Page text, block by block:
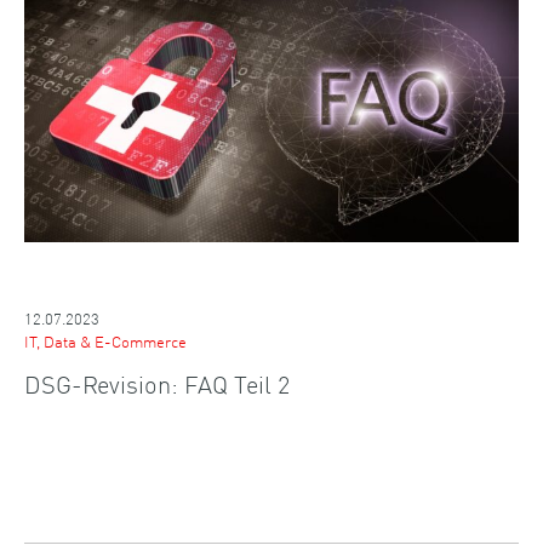
12.07.2023
IT, Data & E-Commerce
DSG-Revision: FAQ Teil 2